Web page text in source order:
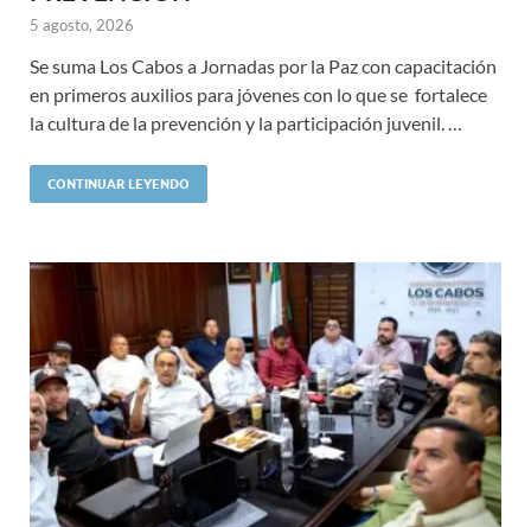
5 agosto, 2026
Se suma Los Cabos a Jornadas por la Paz con capacitación
en primeros auxilios para jóvenes con lo que se fortalece
la cultura de la prevención y la participación juvenil. …
CONTINUAR LEYENDO